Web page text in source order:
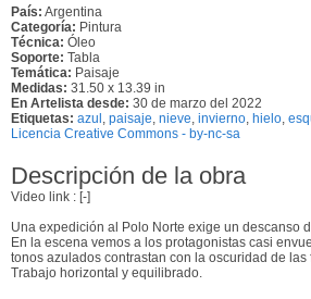
País: Argentina
Categoría: Pintura
Técnica: Óleo
Soporte: Tabla
Temática: Paisaje
Medidas: 31.50 x 13.39 in
En Artelista desde: 30 de marzo del 2022
Etiquetas: azul paisaje nieve invierno hielo
Licencia Creative Commons - by-nc-sa
Descripción de la obra
Video link : [-]
Una expedición al Polo Norte exige un descanso
En la escena vemos a los protagonistas casi
tonos azulados contrastan con la oscuridad de las
Trabajo horizontal y equilibrado.